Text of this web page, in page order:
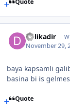
Quote
Delikadir
November 29,
baya kapsamli
basina bi is gelmes
Quote